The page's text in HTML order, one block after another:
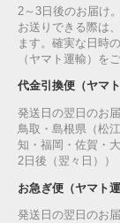
2～3日後のお届け
お送りできる際は
ます。確実な日時
（ヤマト運輸）を
代金引換便（ヤマト
発送日の翌日のお
鳥取・島根県（松
知・福岡・佐賀・
2日後（翌々日））
お急ぎ便（ヤマト運
発送日の翌日のお